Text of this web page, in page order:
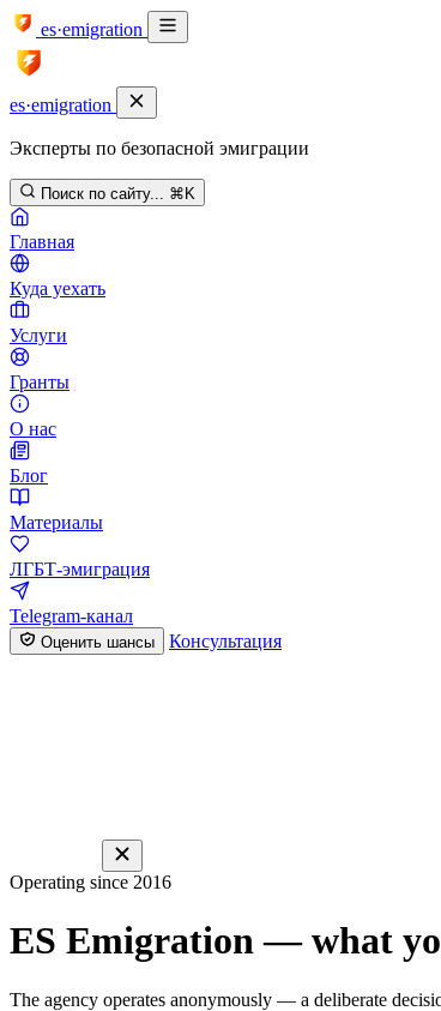
es·emigration
es·emigration
Эксперты по безопасной эмиграции
Поиск по сайту... ⌘K
Главная
Куда уехать
Услуги
Гранты
О нас
Блог
Материалы
ЛГБТ-эмиграция
Telegram-канал
Оценить шансы Консультация
Operating since 2016
ES Emigration — what
The agency operates anonymously — a deliberate